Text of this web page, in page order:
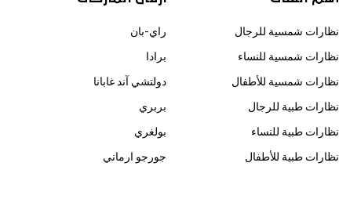
نظارات شمسية للرجال
نظارات شمسية للنساء
نظارات شمسية للأطفال
نظارات طبية للرجال
نظارات طبية للنساء
نظارات طبية للأطفال
راي-بان
برادا
دولتشي آند غابانا
بربري
بولغري
جورجو ارماني